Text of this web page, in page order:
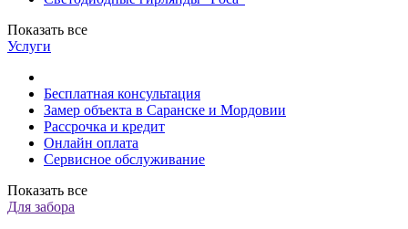
Показать все
Услуги
Бесплатная консультация
Замер объекта в Саранске и Мордовии
Рассрочка и кредит
Онлайн оплата
Сервисное обслуживание
Показать все
Для забора